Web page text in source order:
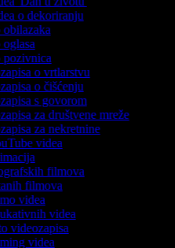
o dekoriranju
obilazaka
oglasa
pozivnica
o vrtlarstvu
o čišćenju
s govorom
za društvene mreže
za nekretnine
videa
filmova
filmova
videa
videa
videozapisa
videa